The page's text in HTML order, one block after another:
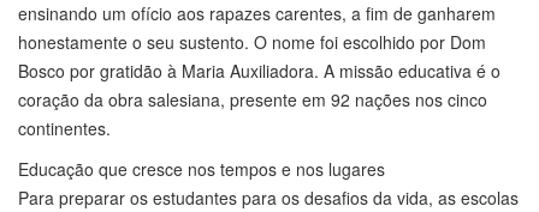
ensinando um ofício aos rapazes carentes, a fim de ganharem
honestamente o seu sustento. O nome foi escolhido por Dom
Bosco por gratidão à Maria Auxiliadora. A missão educativa é o
coração da obra salesiana, presente em 92 nações nos cinco
continentes.
Educação que cresce nos tempos e nos lugares
Para preparar os estudantes para os desafios da vida, as escolas